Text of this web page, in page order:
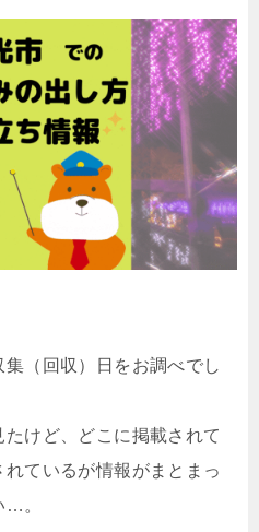
（回収）日をお調べでし
けど、どこに掲載されて
ているが情報がまとまっ
…。